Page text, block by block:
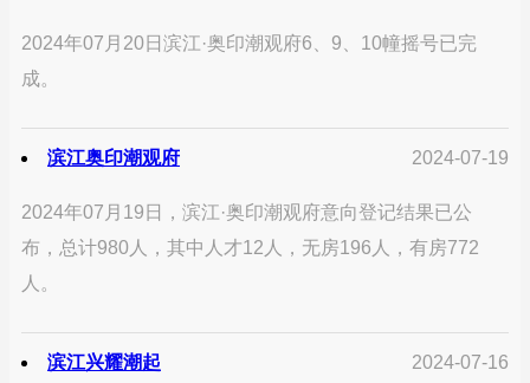
2024年07月20日滨江·奥印潮观府6、9、10幢摇号已完
成。
滨江奥印潮观府 2024-07-19
2024年07月19日，滨江·奥印潮观府意向登记结果已公
布，总计980人，其中人才12人，无房196人，有房772
人。
滨江兴耀潮起 2024-07-16